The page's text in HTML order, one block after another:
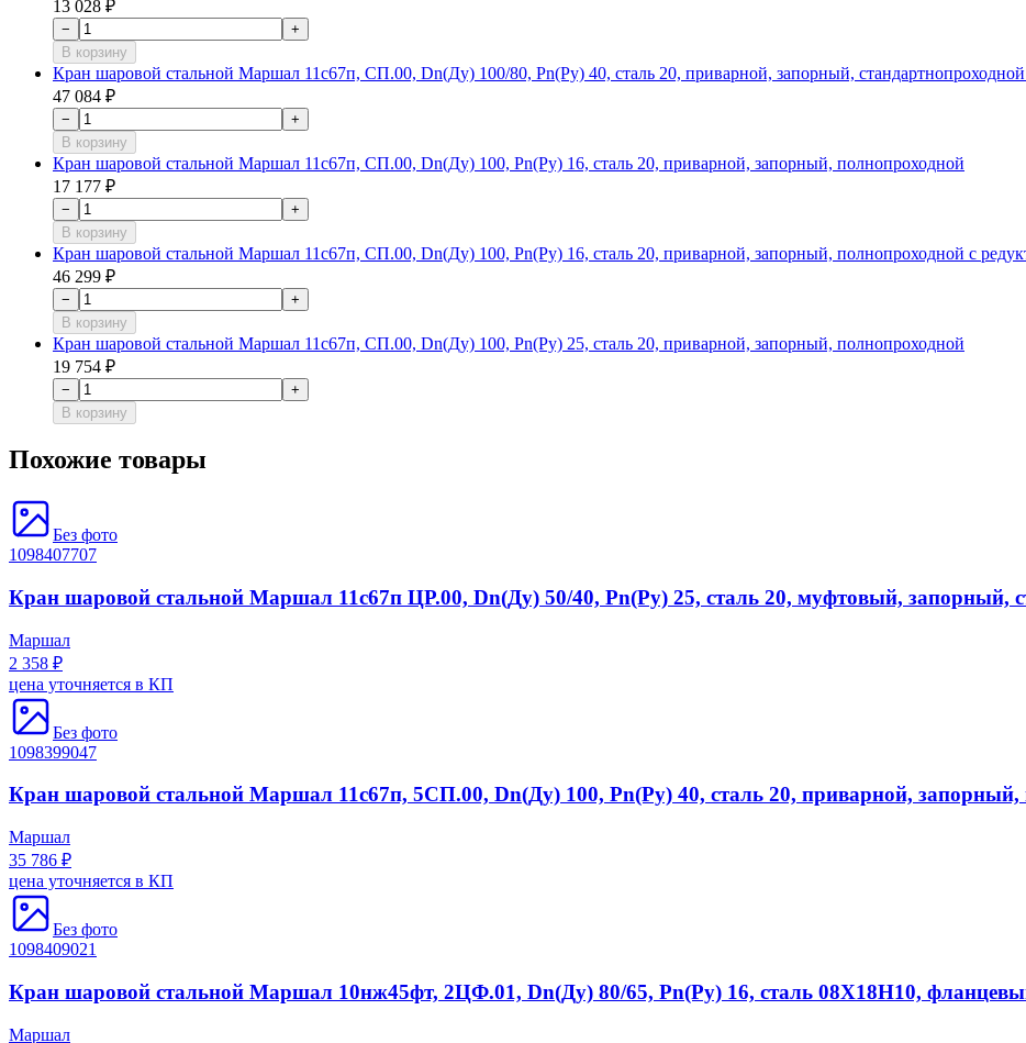
13 028 ₽
−
+
В корзину
Кран шаровой стальной Маршал 11с67п, СП.00, Dn(Ду) 100/80, Рn(Ру) 40, сталь 20, приварной, запорный,
47 084 ₽
−
+
В корзину
Кран шаровой стальной Маршал 11с67п, СП.00, Dn(Ду) 100, Рn(Ру) 16, сталь 20, приварной, запорный, полнопроходной
17 177 ₽
−
+
В корзину
Кран шаровой стальной Маршал 11с67п, СП.00, Dn(Ду) 100, Рn(Ру) 16, сталь 20, приварной, запорный, полнопроходной с
46 299 ₽
−
+
В корзину
Кран шаровой стальной Маршал 11с67п, СП.00, Dn(Ду) 100, Рn(Ру) 25, сталь 20, приварной, запорный, полнопроходной
19 754 ₽
−
+
В корзину
Похожие товары
Без фото
1098407707
Кран шаровой стальной Маршал 11с67п ЦР.00, Dn(Ду) 50/40, Рn(Ру) 25, сталь 20, муфтовый, запорный,
Маршал
2 358 ₽
цена уточняется в КП
Без фото
1098399047
Кран шаровой стальной Маршал 11с67п, 5СП.00, Dn(Ду) 100, Рn(Ру) 40, сталь 20, приварной, запорный,
Маршал
35 786 ₽
цена уточняется в КП
Без фото
1098409021
Кран шаровой стальной Маршал 10нж45фт, 2ЦФ.01, Dn(Ду) 80/65, Рn(Ру) 16, сталь 08Х18Н10,
Маршал